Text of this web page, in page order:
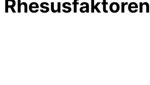
Rhesusfaktoren